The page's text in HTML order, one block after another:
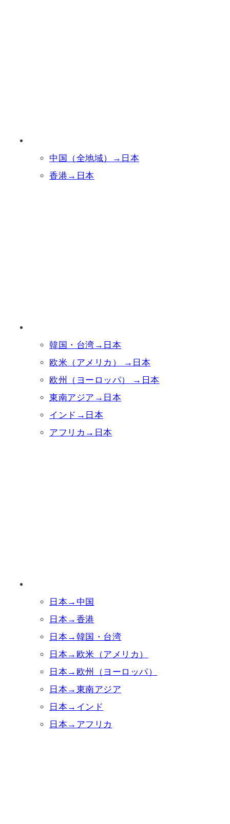
中国（全地域）→日本
香港→日本
韓国・台湾→日本
欧米（アメリカ） →日本
欧州（ヨーロッパ） →日本
東南アジア→日本
インド→日本
アフリカ→日本
日本→中国
日本→香港
日本→韓国・台湾
日本→欧米（アメリカ）
日本→欧州（ヨーロッパ）
日本→東南アジア
日本→インド
日本→アフリカ